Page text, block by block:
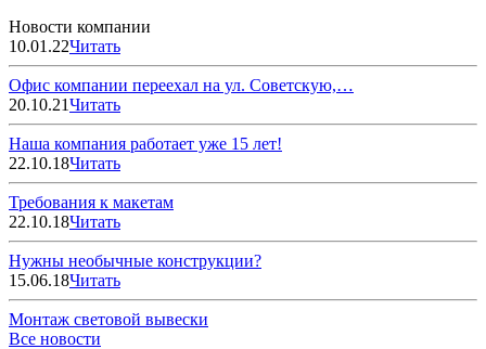
Новости компании
10.01.22Читать
Офис компании переехал на ул. Советскую,…
20.10.21Читать
Наша компания работает уже 15 лет!
22.10.18Читать
Требования к макетам
22.10.18Читать
Нужны необычные конструкции?
15.06.18Читать
Монтаж световой вывески
Все новости